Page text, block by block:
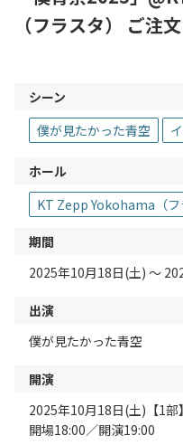
（フラスタ） ご注
シーン
僕が見たかった青空
ホール
KT Zepp Yokohama（フ
期間
2025年10月18日(土) 〜
出演
僕が見たかった青空
開演
2025年10月18日(土)【1部
開場18:00／開演19:00